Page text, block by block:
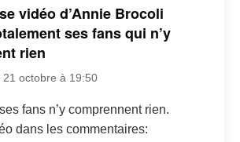
vidéo d’Annie Brocoli
ses fans qui n’y
rien
21 octobre à 19:50
fans n’y comprennent rien.
dans les commentaires: